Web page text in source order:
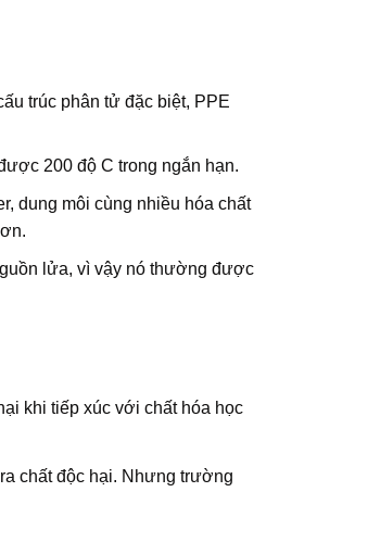
trúc phân tử đặc biệt, PPE
200 độ C trong ngắn hạn.
dung môi cùng nhiều hóa chất
lửa, vì vậy nó thường được
khi tiếp xúc với chất hóa học
chất độc hại. Nhưng trường